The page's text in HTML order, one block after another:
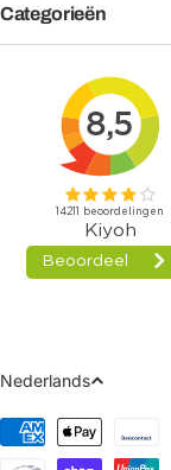
Categorieën
Taal
Nederlands
Betaalmethoden